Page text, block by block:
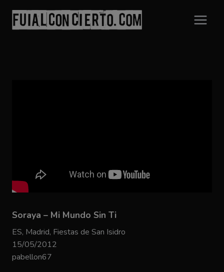
contenido
Soraya – Mi Mundo Sin Ti
ES, Madrid, Fiestas de San Isidro
15/05/2012
pabellon67